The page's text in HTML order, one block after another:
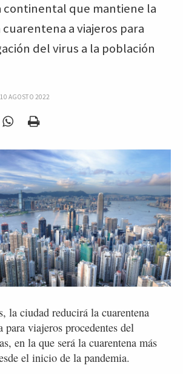
continental que mantiene la
a viajeros para
del virus a la población
10 AGOSTO 2022
la ciudad reducirá la cuarentena
viajeros procedentes del
en la que será la cuarentena más
el inicio de la pandemia.